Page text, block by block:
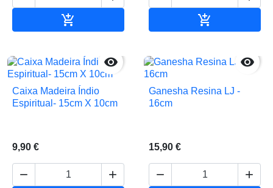
 

Caixa Madeira Índio
Espiritual- 15cm X 10cm
9,90 €
 

Ganesha Resina LJ -
16cm
15,90 €
 